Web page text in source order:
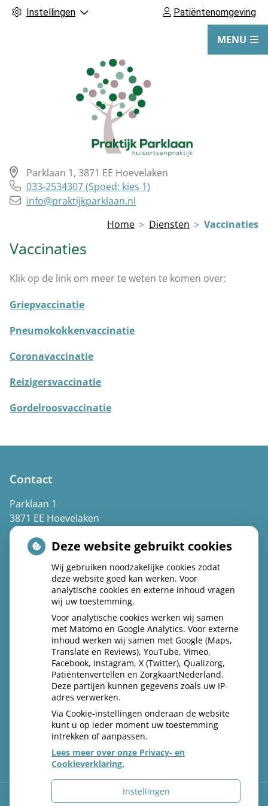
Instellingen Patiëntenomgeving
Parklaan 1, 3871 EE Hoevelaken
Tel:
033-2534307 (Spoed: kies 1)
info@praktijkparklaan.nl
MENU
Home Diensten Vaccinaties
Vaccinaties
Klik op de link om meer te weten te komen over:
Griepvaccinatie
Pneumokokkenvaccinatie
Coronavaccinatie
Reizigersvaccinatie
Gordelroosvaccinatie
Contact
Parklaan 1
3871 EE Hoevelaken
(033) 253 43 07
Spoed: kies 1
info@praktijkparklaan.nl
Volg ons op facebook
Deze website gebruikt cookies
Wij gebruiken noodzakelijke cookies zodat
deze website goed kan werken. Voor
analytische cookies en externe inhoud vragen
wij uw toestemming.
Voor analytische cookies werken wij samen
met Matomo en Google Analytics. Voor externe
inhoud werken wij samen met Google (Maps,
Translate en Reviews), YouTube, Vimeo,
Facebook, Instagram, X (Twitter), Qualizorg,
Patiëntenvertellen en ZorgkaartNederland.
Deze partijen kunnen gegevens zoals uw IP-
adres verwerken.
Via Cookie-instellingen onderaan de website
kunt u op ieder moment uw toestemming
intrekken of aanpassen.
Lees meer over onze Privacy- en
Cookieverklaring.
Instellingen